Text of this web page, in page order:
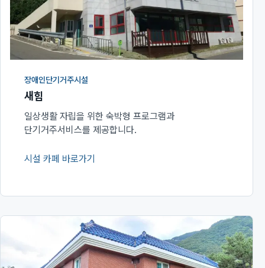
장애인단기거주시설
새힘
일상생활 자립을 위한 숙박형 프로그램과
단기거주서비스를 제공합니다.
시설 카페 바로가기
(새 창에서 열림)